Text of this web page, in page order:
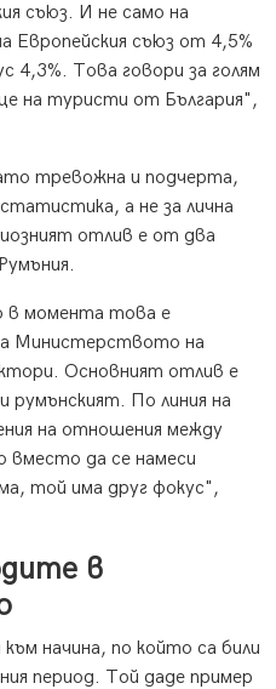
съюз. И не само на
Европейския съюз от 4,5%
4,3%. Това говори за голям
на туристи от България",
тревожна и подчерта,
а не за лична
отлив е от два
в момента това е
Министерството на
Основният отлив е
румънският. По линия на
на отношения между
вместо да се намеси
той има друг фокус",
в
начина, по който са били
период. Той даде пример